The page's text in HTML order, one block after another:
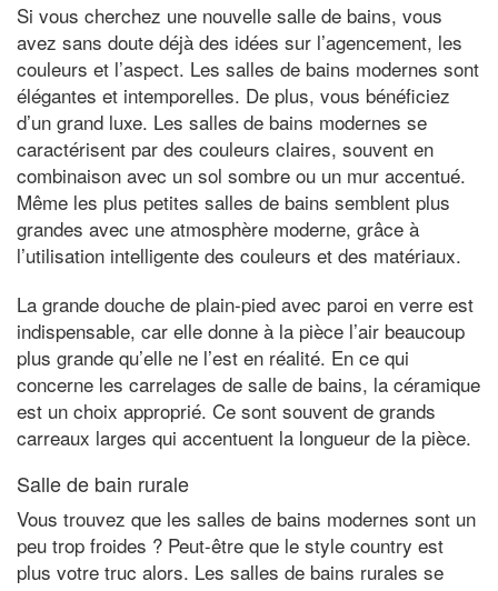
Si vous cherchez une nouvelle salle de bains, vous
avez sans doute déjà des idées sur l’agencement, les
couleurs et l’aspect. Les salles de bains modernes sont
élégantes et intemporelles. De plus, vous bénéficiez
d’un grand luxe. Les salles de bains modernes se
caractérisent par des couleurs claires, souvent en
combinaison avec un sol sombre ou un mur accentué.
Même les plus petites salles de bains semblent plus
grandes avec une atmosphère moderne, grâce à
l’utilisation intelligente des couleurs et des matériaux.
La grande douche de plain-pied avec paroi en verre est
indispensable, car elle donne à la pièce l’air beaucoup
plus grande qu’elle ne l’est en réalité. En ce qui
concerne les carrelages de salle de bains, la céramique
est un choix approprié. Ce sont souvent de grands
carreaux larges qui accentuent la longueur de la pièce.
Salle de bain rurale
Vous trouvez que les salles de bains modernes sont un
peu trop froides ? Peut-être que le style country est
plus votre truc alors. Les salles de bains rurales se